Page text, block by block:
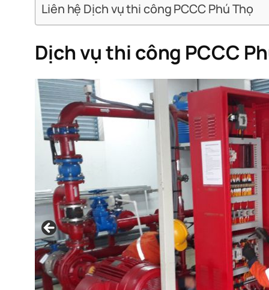
Liên hệ Dịch vụ thi công PCCC Phú Thọ
Dịch vụ thi công PCCC